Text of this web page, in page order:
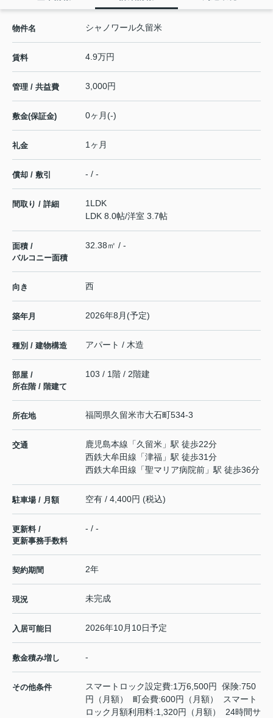
物件名 シャノワール久留米
賃料 4.9万円
管理 / 共益費 3,000円
敷金(保証金) 0ヶ月(-)
礼金 1ヶ月
償却 / 敷引 - / -
間取り / 詳細
1LDK
LDK 8.0帖/洋室 3.7帖
面積 /
バルコニー面積
32.38㎡ / -
向き 西
築年月 2026年8月(予定)
種別 / 建物構造 アパート / 木造
部屋 /
所在階 / 階建て
103 / 1階 / 2階建
所在地 福岡県久留米市大石町534-3
交通 鹿児島本線 「久留米 」駅 徒歩22分
西鉄大牟田線 「津福 」駅 徒歩31分
西鉄大牟田線 「聖マリア病院前 」駅 徒歩36分
駐車場 / 月額 空有 / 4,400円 (税込)
更新料 /
更新事務手数料
- / -
契約期間 2年
現況 未完成
入居可能日 2026年10月10日予定
敷金積み増し -
その他条件
スマートロック設定費:1万6,500円 保険:750
円（月額） 町会費:600円（月額） スマート
ロック月額利用料:1,320円（月額） 24時間サ